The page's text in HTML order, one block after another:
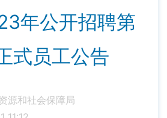
年公开招聘第
式员工公告
源和社会保障局